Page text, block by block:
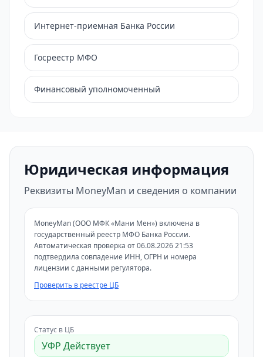
Интернет-приемная Банка России
Госреестр МФО
Финансовый уполномоченный
Юридическая информация
Реквизиты MoneyMan и сведения о компании
MoneyMan (ООО МФК «Мани Мен») включена в
государственный реестр МФО Банка России.
Автоматическая проверка от 06.08.2026 21:53
подтвердила совпадение ИНН, ОГРН и номера
лицензии с данными регулятора.
Проверить в реестре ЦБ
Статус в ЦБ
УФР Действует